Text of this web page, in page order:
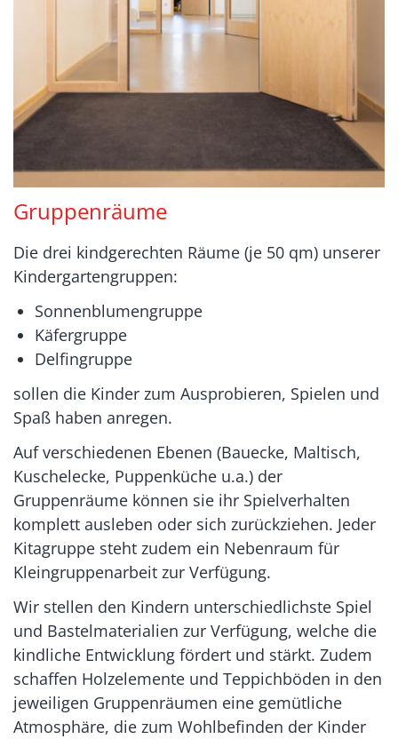
Gruppenräume
Die drei kindgerechten Räume (je 50 qm) unserer
Kindergartengruppen:
Sonnenblumengruppe
Käfergruppe
Delfingruppe
sollen die Kinder zum Ausprobieren, Spielen und
Spaß haben anregen.
Auf verschiedenen Ebenen (Bauecke, Maltisch,
Kuschelecke, Puppenküche u.a.) der
Gruppenräume können sie ihr Spielverhalten
komplett ausleben oder sich zurückziehen. Jeder
Kitagruppe steht zudem ein Nebenraum für
Kleingruppenarbeit zur Verfügung.
Wir stellen den Kindern unterschiedlichste Spiel
und Bastelmaterialien zur Verfügung, welche die
kindliche Entwicklung fördert und stärkt. Zudem
schaffen Holzelemente und Teppichböden in den
jeweiligen Gruppenräumen eine gemütliche
Atmosphäre, die zum Wohlbefinden der Kinder